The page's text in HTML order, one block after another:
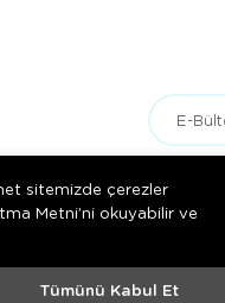
sitemizde çerezler
Metni’ni okuyabilir ve
Tümünü Kabul Et